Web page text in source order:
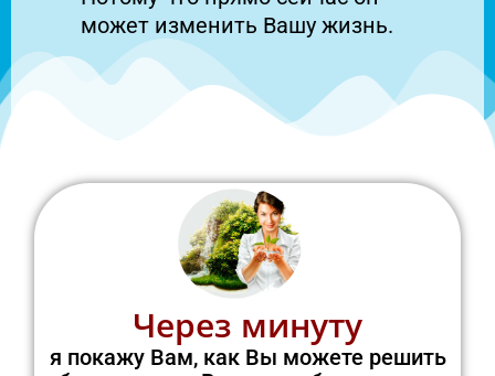
может изменить Вашу жизнь.
Через минуту
я покажу Вам, как Вы можете решить